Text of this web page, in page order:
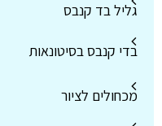
גליל בד קנבס
בדי קנבס בסיטונאות
מכחולים לציור